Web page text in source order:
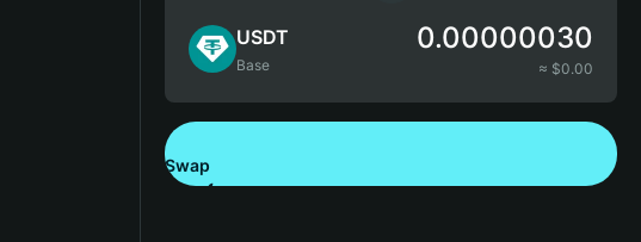
USDT
Base
0.00000030
≈ $0.00
Swap